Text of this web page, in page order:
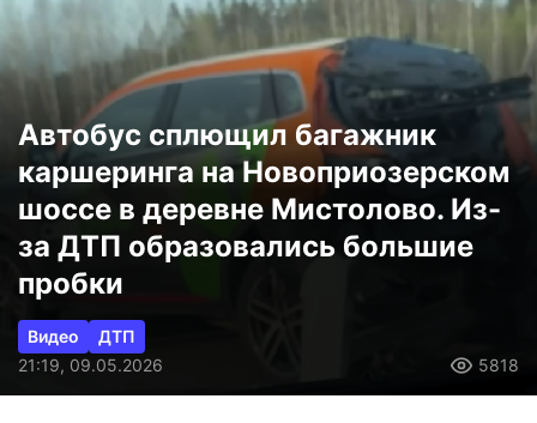
Автобус сплющил багажник
каршеринга на Новоприозерском
шоссе в деревне Мистолово. Из-
за ДТП образовались большие
пробки
Видео
ДТП
21:19, 09.05.2026
5818